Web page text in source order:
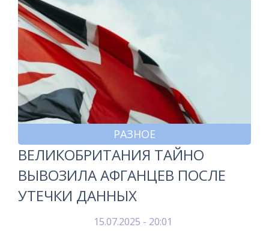
РАЗНОЕ
ВЕЛИКОБРИТАНИЯ ТАЙНО
ВЫВОЗИЛА АФГАНЦЕВ ПОСЛЕ
УТЕЧКИ ДАННЫХ
15.07.2025 - 20:01